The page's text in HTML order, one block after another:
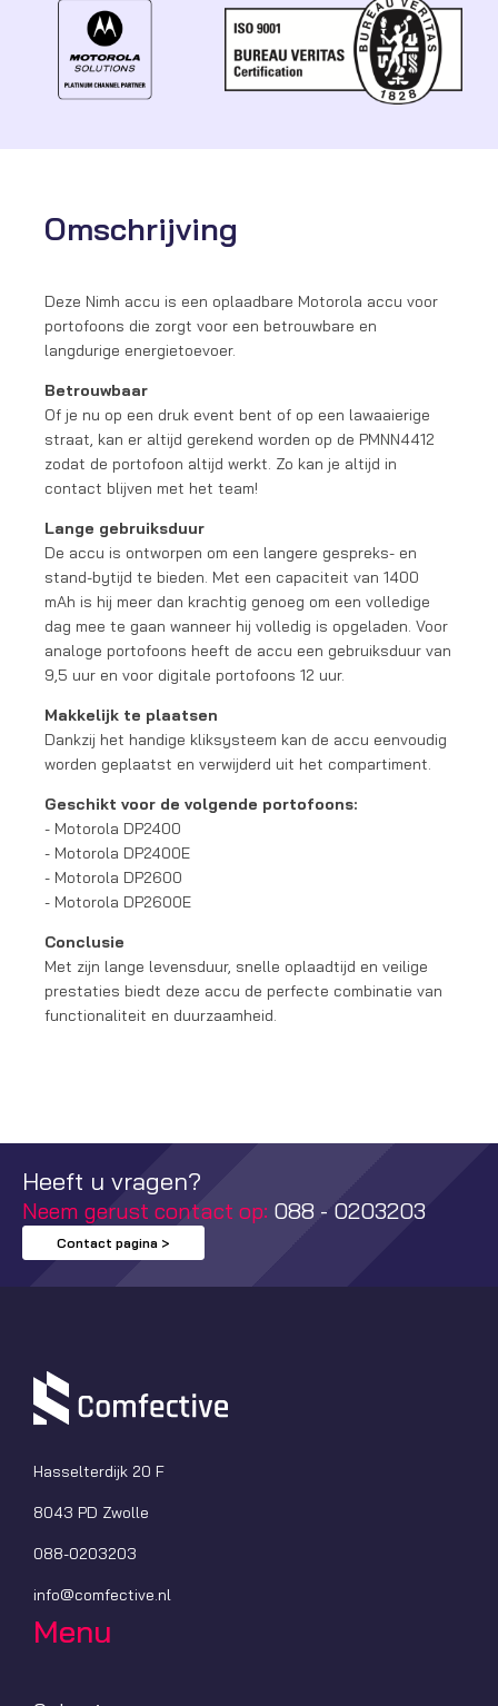
Omschrijving
Deze Nimh accu is een oplaadbare Motorola accu voor
portofoons die zorgt voor een betrouwbare en
langdurige energietoevoer.
Betrouwbaar
Of je nu op een druk event bent of op een lawaaierige
straat, kan er altijd gerekend worden op de PMNN4412
zodat de portofoon altijd werkt. Zo kan je altijd in
contact blijven met het team!
Lange gebruiksduur
De accu is ontworpen om een langere gespreks- en
stand-bytijd te bieden. Met een capaciteit van 1400
mAh is hij meer dan krachtig genoeg om een volledige
dag mee te gaan wanneer hij volledig is opgeladen. Voor
analoge portofoons heeft de accu een gebruiksduur van
9,5 uur en voor digitale portofoons 12 uur.
Makkelijk te plaatsen
Dankzij het handige kliksysteem kan de accu eenvoudig
worden geplaatst en verwijderd uit het compartiment.
Geschikt voor de volgende portofoons:
- Motorola DP2400
- Motorola DP2400E
- Motorola DP2600
- Motorola DP2600E
Conclusie
Met zijn lange levensduur, snelle oplaadtijd en veilige
prestaties biedt deze accu de perfecte combinatie van
functionaliteit en duurzaamheid.
Heeft u vragen?
Neem gerust contact op: 088 - 0203203
Contact pagina >
Hasselterdijk 20 F
8043 PD Zwolle
088-0203203
info@comfective.nl
Menu